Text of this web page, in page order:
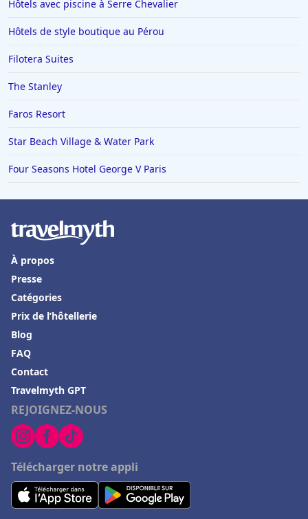
Hôtels à Puy-du-Fou
Hôtels à Tarnos
Hôtels à Le Barcares
Hôtels à Saulieu
Hôtels à Thannenkirch
Hôtels à Vidauban
Hôtels à Taghazout
Hôtels à Magalluf
Hôtels à Bora Bora
Hôtels à Corfou
Hôtels à Fréjus
Hôtels à Porquerolles
Hôtels à Corbas
Hôtels en Midi Pyrénées
Hôtels en Ariège
Hôtels à Porticcio
Hôtels à Menorca
Hôtels avec piscine à Serre Chevalier
Hôtels de style boutique au Pérou
Filotera Suites
The Stanley
Faros Resort
Star Beach Village & Water Park
Four Seasons Hotel George V Paris
REJOIGNEZ-NOUS
Télécharger notre appli
À propos
Presse
Catégories
Prix de l’hôtellerie
Blog
FAQ
Contact
Travelmyth GPT